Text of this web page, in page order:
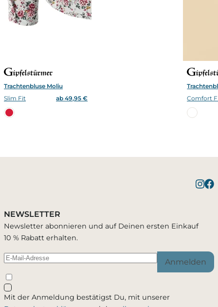
Trachtenbluse Moliu
Slim Fit
ab 49,95 €
Comfort
Warenkorb ansehen
Du wirst per E-Mail benachrichtigt, sobald der
Artikel wieder verfügbar ist.
Ja, ich möchte - jederzeit widerruflich - per Mail
NEWSLETTER
Newsletter abonnieren und auf Deinen ersten Einkauf
10 % Rabatt erhalten.
Anmelden
Mit der Anmeldung bestätigst Du, mit unserer